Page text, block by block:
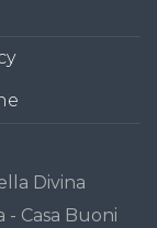
Divina
Casa Buoni